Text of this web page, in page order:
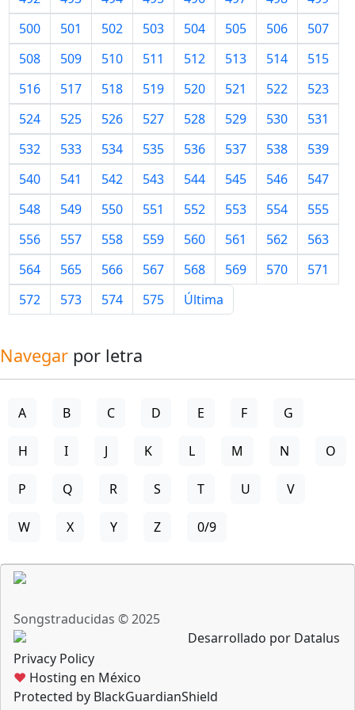
500
501 502 503 504 505 506
507
508
509 510 511 512 513 514
515
516
517 518 519 520 521 522
523
524
525 526 527 528 529 530
531
532
533 534 535 536 537 538
539
540
541 542 543 544 545 546
547
548
549 550 551 552 553 554
555
556
557 558 559 560 561 562
563
564
565 566 567 568 569 570
571
572
573 574 575 Última
Navegar por letra
A B C D E F G
H I J K L M N O
P Q R S T U V
W X Y Z 0/9
Songstraducidas © 2025
Desarrollado por Datalus
Privacy Policy
♥ Hosting en México
Protected by BlackGuardianShield